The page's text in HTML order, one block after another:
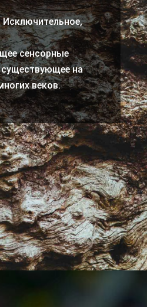
Исключительное,
сенсорные
существующее на
веков.